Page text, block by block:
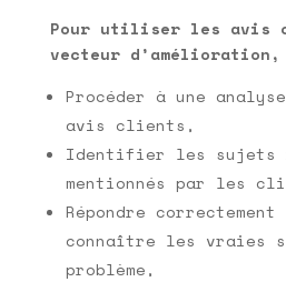
Pour utiliser les avis
vecteur
Procéder à une
avis clients,
Identifier les sujets
mentionnés par les
Répondre
connaître les vraies
problème,